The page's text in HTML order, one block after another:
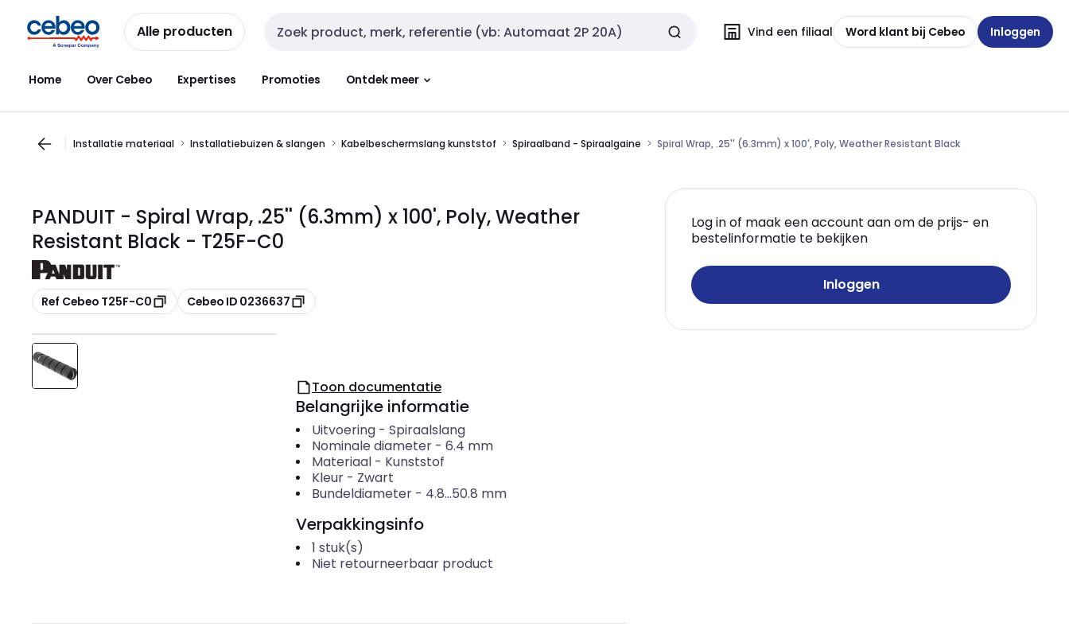
naar
navigatie
naar
inhoud
Alle producten Zoekveld invoer Vind een filiaal Word klant bij Cebeo Inloggen
Home Over Cebeo Expertises Promoties Ontdek meer
Installatie materiaal Installatiebuizen & slangen Kabelbeschermslang kunststof Spiraalband - Spiraalgaine Spiral Wrap, .25'' (6.3mm) x 100', Poly, Weather Resistant Black
PANDUIT - Spiral Wrap, .25'' (6.3mm) x 100', Poly, Weather
Resistant Black - T25F-C0
Kopiëren
Ref Cebeo T25F-C0 Kopiëren
Cebeo ID 0236637
Log in of maak een account aan om de prijs- en
bestelinformatie te bekijken
Inloggen
Toon documentatie
Belangrijke informatie
Uitvoering- Spiraalslang
Nominale diameter- 6.4 mm
Materiaal- Kunststof
Kleur- Zwart
Bundeldiameter- 4.8...50.8 mm
Verpakkingsinfo
1 stuk(s)
Niet retourneerbaar product